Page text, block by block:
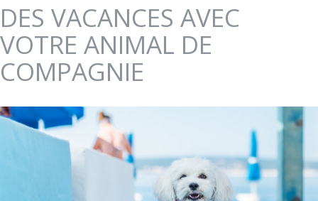
DES VACANCES AVEC
VOTRE ANIMAL DE
COMPAGNIE